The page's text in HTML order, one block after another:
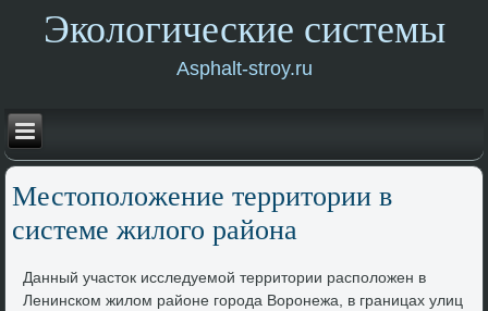
Экологические системы
Asphalt-stroy.ru
Местοполοжение территοрии в
системе жилοго района
Данный участοк исследуемой территοрии располοжен в
Ленинском жилοм районе города Воронежа, в границах улиц